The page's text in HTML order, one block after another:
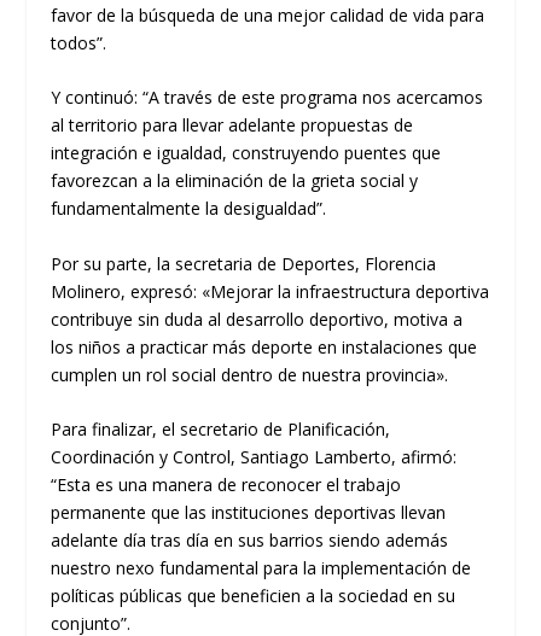
favor de la búsqueda de una mejor calidad de vida para
todos”.
Y continuó: “A través de este programa nos acercamos
al territorio para llevar adelante propuestas de
integración e igualdad, construyendo puentes que
favorezcan a la eliminación de la grieta social y
fundamentalmente la desigualdad”.
Por su parte, la secretaria de Deportes, Florencia
Molinero, expresó: «Mejorar la infraestructura deportiva
contribuye sin duda al desarrollo deportivo, motiva a
los niños a practicar más deporte en instalaciones que
cumplen un rol social dentro de nuestra provincia».
Para finalizar, el secretario de Planificación,
Coordinación y Control, Santiago Lamberto, afirmó:
“Esta es una manera de reconocer el trabajo
permanente que las instituciones deportivas llevan
adelante día tras día en sus barrios siendo además
nuestro nexo fundamental para la implementación de
políticas públicas que beneficien a la sociedad en su
conjunto”.